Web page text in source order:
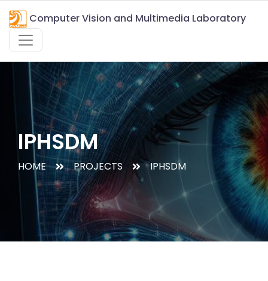
Computer Vision and Multimedia Laboratory
IPHSDM
HOME PROJECTS IPHSDM